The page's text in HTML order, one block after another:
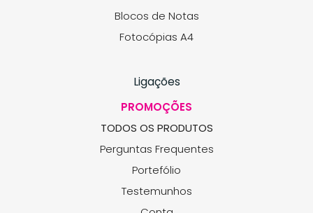
Blocos de Notas
Fotocópias A4
Ligações
PROMOÇÕES
TODOS OS PRODUTOS
Perguntas Frequentes
Portefólio
Testemunhos